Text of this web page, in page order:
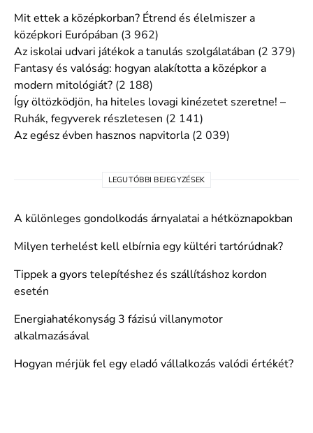
Mit ettek a középkorban? Étrend és élelmiszer a
középkori Európában (3 962)
Az iskolai udvari játékok a tanulás szolgálatában (2 379)
Fantasy és valóság: hogyan alakította a középkor a
modern mitológiát? (2 188)
Így öltözködjön, ha hiteles lovagi kinézetet szeretne! –
Ruhák, fegyverek részletesen (2 141)
Az egész évben hasznos napvitorla (2 039)
LEGUTÓBBI BEJEGYZÉSEK
A különleges gondolkodás árnyalatai a hétköznapokban
Milyen terhelést kell elbírnia egy kültéri tartórúdnak?
Tippek a gyors telepítéshez és szállításhoz kordon
esetén
Energiahatékonyság 3 fázisú villanymotor
alkalmazásával
Hogyan mérjük fel egy eladó vállalkozás valódi értékét?